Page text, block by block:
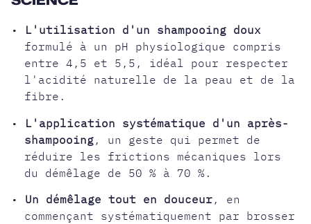
• L'utilisation d'un shampooing doux
formulé à un pH physiologique compris
entre 4,5 et 5,5, idéal pour respecter
l'acidité naturelle de la peau et de la
fibre.
• L'application systématique d'un après-
shampooing , un geste qui permet de
réduire les frictions mécaniques lors
du démêlage de 50 % à 70 %.
• Un démêlage tout en douceur , en
commençant systématiquement par brosser